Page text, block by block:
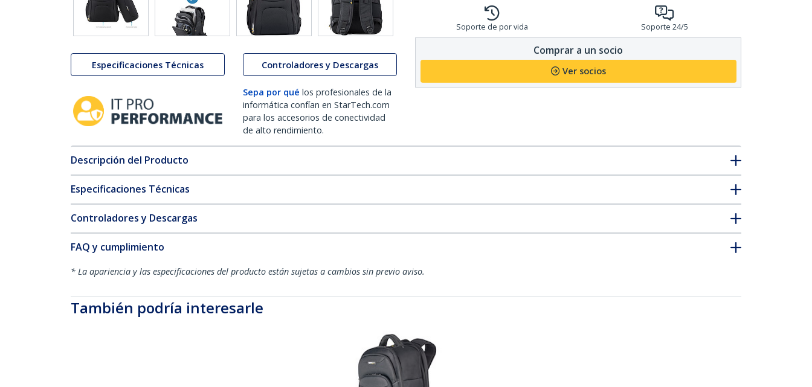
Especificaciones Técnicas Controladores y Descargas
Sepa por qué los profesionales de la
informática confían en StarTech.com
para los accesorios de conectividad
de alto rendimiento.
Soporte de por vida Soporte 24/5
Comprar a un socio
Ver socios
Descripción del Producto
Especificaciones Técnicas
Controladores y Descargas
FAQ y cumplimiento
* La apariencia y las especificaciones del producto están sujetas a cambios sin previo aviso.
También podría interesarle